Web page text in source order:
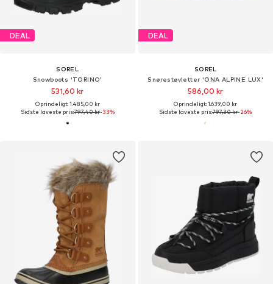
DEAL
SOREL
Snowboots 'TORINO'
531,60 kr
Oprindeligt: 1.485,00 kr
Sidste laveste pris:797,40 kr-33%
DEAL
SOREL
Snørestøvletter 'ONA ALPINE LUX'
586,00 kr
Oprindeligt: 1.639,00 kr
Sidste laveste pris:797,30 kr-26%